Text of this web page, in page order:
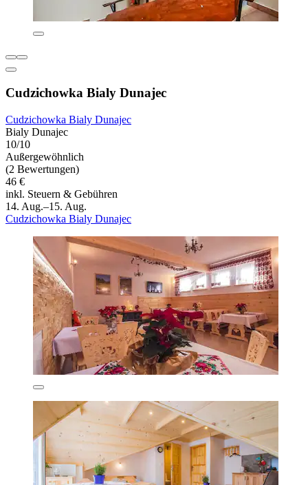
Cudzichowka Bialy Dunajec
Cudzichowka Bialy Dunajec
Bialy Dunajec
10/10
Außergewöhnlich
(2 Bewertungen)
46 €
inkl. Steuern & Gebühren
14. Aug.–15. Aug.
Cudzichowka Bialy Dunajec